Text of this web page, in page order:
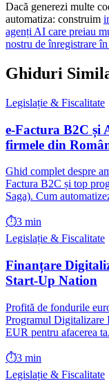
Dacă generezi multe
automatiza: construim
agenți AI care preiau
nostru de înregistrare
Ghiduri
Legislație & Fiscalitate
e-Factura B2C și
firmele din
Ghid complet despre
Factura B2C și top
Saga). Cum
⏱️3 min
Legislație & Fiscalitate
Finanțare
Start-Up Nation
Profită de fondurile
Programul Digitalizare
EUR pentru afacerea ta.
⏱️3 min
Legislație & Fiscalitate